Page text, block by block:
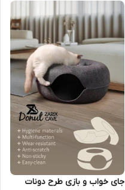
جای خواب و بازی طرح دونات